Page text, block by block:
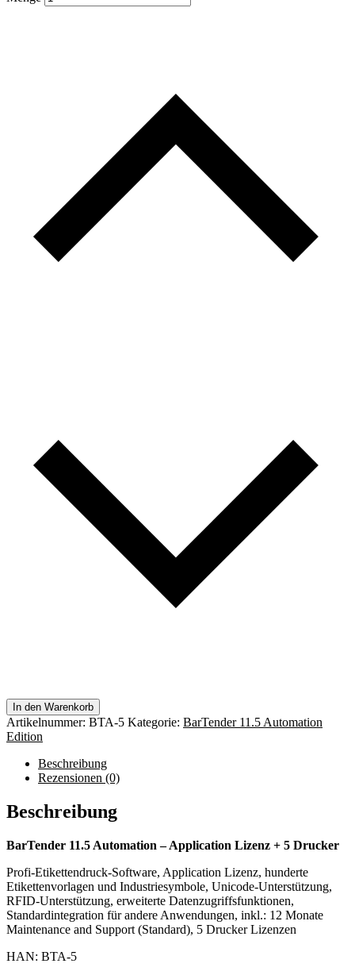
In den Warenkorb
Artikelnummer: BTA-5 Kategorie: BarTender 11.5 Automation
Edition
Beschreibung
Rezensionen (0)
Beschreibung
BarTender 11.5 Automation – Application Lizenz + 5 Drucker
Profi-Etikettendruck-Software, Application Lizenz, hunderte
Etikettenvorlagen und Industriesymbole, Unicode-Unterstützung,
RFID-Unterstützung, erweiterte Datenzugriffsfunktionen,
Standardintegration für andere Anwendungen, inkl.: 12 Monate
Maintenance and Support (Standard), 5 Drucker Lizenzen
HAN: BTA-5